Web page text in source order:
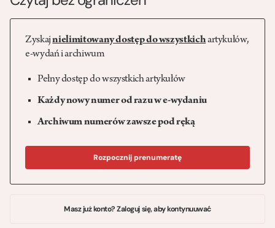
Zyskajnielimitowany dostęp do wszystkichartykułów,
e-wydań i archiwum
Pełny dostęp do wszystkich artykułów
Każdy nowy numer od razu w e-wydaniu
Archiwum numerów zawsze pod ręką
Rozpocznij prenumeratę
Masz już konto? Zaloguj się, aby kontynuuwać